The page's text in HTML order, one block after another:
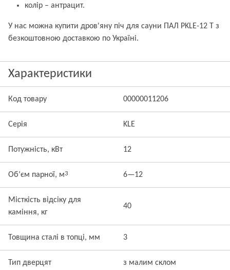
колір – антрацит.
У нас можна купити дров'яну піч для сауни ПАЛ PKLE-12 T з
безкоштовною доставкою по Україні.
Характеристики
Код товару 00000011206
Серія KLE
Потужність, кВт 12
Об’єм парної, м3 6—12
Місткість відсіку для
каміння, кг
40
Товщина сталі в топці, мм 3
Тип дверцят з малим склом